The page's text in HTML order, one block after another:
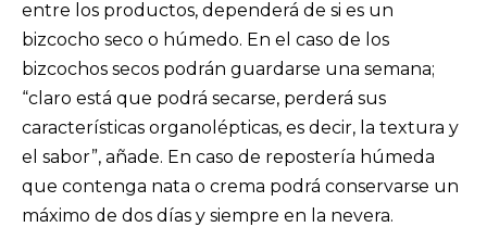
entre los productos, dependerá de si es un
bizcocho seco o húmedo. En el caso de los
bizcochos secos podrán guardarse una semana;
“claro está que podrá secarse, perderá sus
características organolépticas, es decir, la textura y
el sabor”, añade. En caso de repostería húmeda
que contenga nata o crema podrá conservarse un
máximo de dos días y siempre en la nevera.